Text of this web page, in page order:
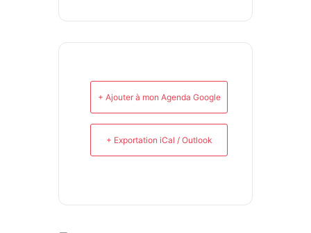
+ Ajouter à mon Agenda Google
+ Exportation iCal / Outlook